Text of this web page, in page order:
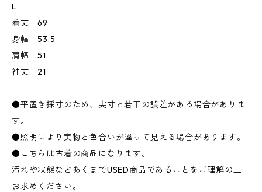
L
着丈 69
身幅 53.5
肩幅 51
袖丈 21
●平置き採寸のため、実寸と若干の誤差がある場合がありま
す。
●照明により実物と色合いが違って見える場合があります。
●こちらは古着の商品になります。
汚れや状態などあくまでUSED商品であることをご理解の上
お求めください。